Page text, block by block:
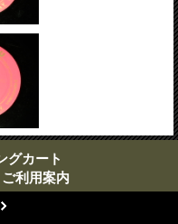
グカート
ご利用案内